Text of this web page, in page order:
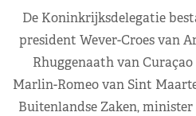
De Koninkrijksdelegatie
president Wever-Croes van
Rhuggenaath van
Marlin-Romeo van Sint
Buitenlandse Zaken,